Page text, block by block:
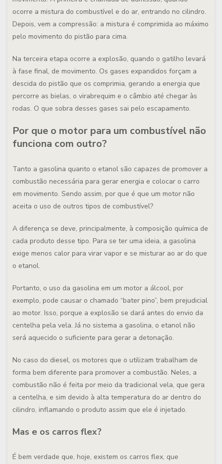
ocorre a mistura do combustível e do ar, entrando no cilindro.
Depois, vem a compressão: a mistura é comprimida ao máximo
pelo movimento do pistão para cima.
Na terceira etapa ocorre a explosão, quando o gatilho levará
à fase final, de movimento. Os gases expandidos forçam a
descida do pistão que os comprimia, gerando a energia que
percorre as bielas, o virabrequim e o câmbio até chegar às
rodas. O que sobra desses gases sai pelo escapamento.
Por que o motor para um combustível não
funciona com outro?
Tanto a gasolina quanto o etanol são capazes de promover a
combustão necessária para gerar energia e colocar o carro
em movimento. Sendo assim, por que é que um motor não
aceita o uso de outros tipos de combustível?
A diferença se deve, principalmente, à composição química de
cada produto desse tipo. Para se ter uma ideia, a gasolina
exige menos calor para virar vapor e se misturar ao ar do que
o etanol.
Portanto, o uso da gasolina em um motor a álcool, por
exemplo, pode causar o chamado “bater pino”, bem prejudicial
ao motor. Isso, porque a explosão se dará antes do envio da
centelha pela vela. Já no sistema a gasolina, o etanol não
será aquecido o suficiente para gerar a detonação.
No caso do diesel, os motores que o utilizam trabalham de
forma bem diferente para promover a combustão. Neles, a
combustão não é feita por meio da tradicional vela, que gera
a centelha, e sim devido à alta temperatura do ar dentro do
cilindro, inflamando o produto assim que ele é injetado.
Mas e os carros flex?
É bem verdade que, hoje, existem os carros flex, que